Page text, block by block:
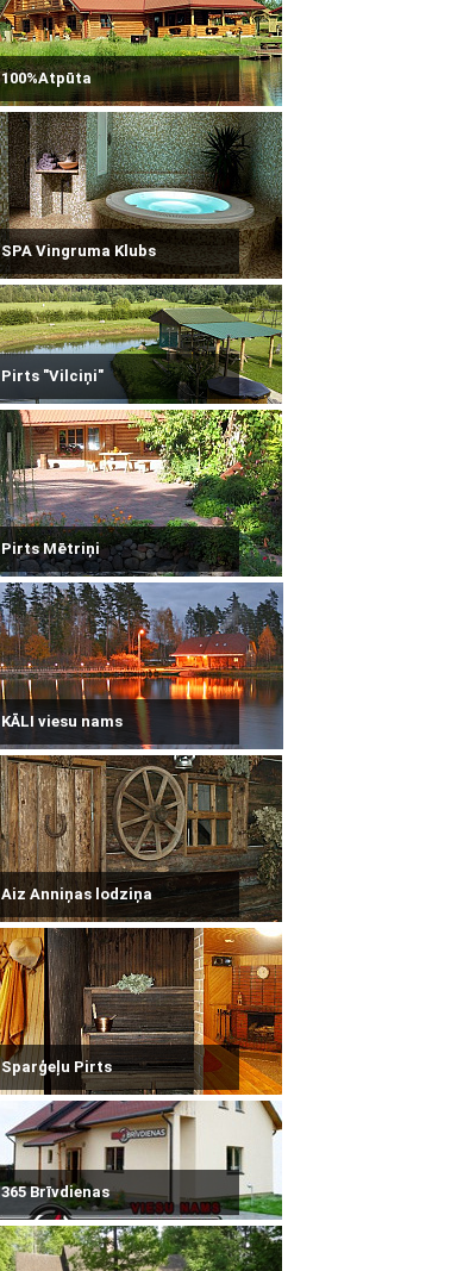
100%Atpūta
SPA Vingruma Klubs
Pirts "Vilciņi"
Pirts Mētriņi
KĀLI viesu nams
Aiz Anniņas lodziņa
Sparģeļu Pirts
365 Brīvdienas